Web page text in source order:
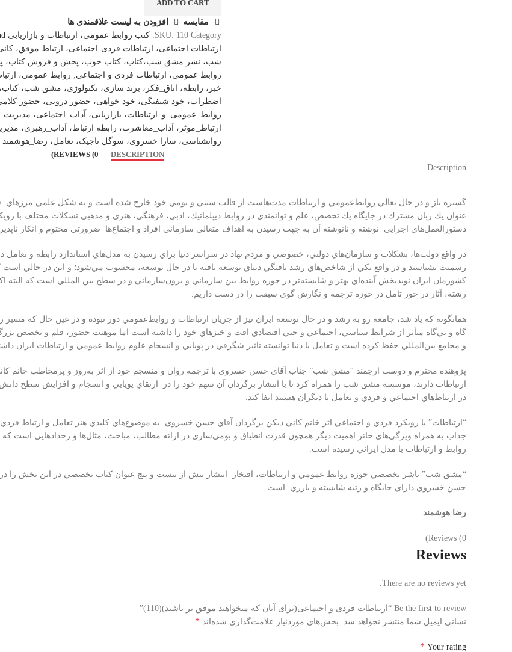
ADD TO CART
مقایسه
افزودن به لیست علاقمندی ها
SKU: 110 Category: کتب روابط عمومی، ارتباطات و بازاریابی
ارتباطات اجتماعی، ارتباطات فردی-اجتماعی، ارتباط موفق،
شب، نشر مشق شب،کتاب، کتاب خوب، پخش و فروش کتاب،
روابط عمومی، ارتباطات فردی و اجتماعی
روابط عمومی،
خبر، رابطه، اتاق_فکر، برند سازی، تکنولوژی، مشق شب،
اضطراب، خود شیفتگی، خود خواهی، حضور درونی، حضور
روابط_عمومی_و_ارتباطات، بازاریابی، آداب_اجتماعی،
ارتباط_موثر، آداب_معاشرت، رابطه ارتباط، آداب_رهبری،
روانشناسی، سارا خسروی، سوگل تاجیک، تعامل، رضا_هوشمند
DESCRIPTION
REVIEWS (0)
Description
گستره باز و در حال تعالي روابط‌عمومي و ارتباطات مدت‌هاست از قالب سنتي و بومي خود خارج شده ‌است و به شكل علمي مرزهاي
عنوان يك زبان مشترك در جايگاه يك تخصص، علم و توانمندي در روابط ديپلماتيك، ادبي، فرهنگي، هنري و مذهبي تشكلات مختلف با
دستورالعمل‌هاي اجرايي نوشته و نانوشته آن به جهت رسيدن به اهداف متعالي سازماني افراد و اجتماع‌ها ضرورتي محتوم و انكار
در واقع دولت‌ها، تشكلات و سازمان‌هاي دولتي، خصوصي و مردم نهاد در سراسر دنيا براي رسيدن به مدل‌هاي استاندارد رابطه و تعامل
رسميت بشناسند و در واقع يكي از شاخص‌هاي رشد يافتگي دنياي توسعه يافته يا در حال توسعه، محسوب مي‌شود؛ و اين در حالي
كشورمان ايران نويدبخش آينده‌اي بهتر و شايسته‌تر در حوزه روابط بين سازماني و برون‌سازماني و در سطح بين المللي است كه البته
رشته، آثار در خور تامل در حوزه ترجمه و نگارش گوي سبقت را در دست داريم.
همانگونه كه ياد شد، جامعه رو به رشد و در حال توسعه ايران نيز از جريان ارتباطات و روابط‌عمومي دور نبوده و در عين حال كه
گاه و بي‌گاه متأثر از شرايط سياسي، اجتماعي و حتي اقتصادي افت و خيزهاي خود را داشته است اما موهبت حضور، قلم و تخصص
و مجامع بين‌المللي حفظ كرده است و تعامل با دنيا توانسته تاثير شگرفي در پويايي و انسجام علوم روابط عمومي و ارتباطات ايران
پژوهنده محترم و دوست ارجمند “مشق شب” جناب آقاي حسن خسروي با ترجمه روان و منسجم خود از اثر به‌روز و پرمخاطب خانم‌
ارتباطات دارند، موسسه مشق شب را همراه كرد تا با انتشار برگردان آن سهم خود را در ارتقاي پويايي و انسجام و افزايش سطح
در ارتباط‌هاي اجتماعي و فردي و تعامل با ديگران هستند ايفا كند.
“ارتباطات” با رويكرد فردي و اجتماعي اثر خانم كاني ديكن برگردان آقاي حسن خسروي به موضوع‌هاي كليدي هنر تعامل و ارتباط
جذاب به همراه ويژگي‌هاي حائز اهميت ديگر همچون قدرت انطباق و بومي‌سازي در ارائه مطالب، مباحث، مثال‌ها و رخدادهايي است
روابط و ارتباطات با مدل ايراني رسيده است.
“مشق شب” ناشر تخصصي حوزه روابط عمومي و ارتباطات، افتخار ‌انتشار بيش از بيست و پنج عنوان كتاب تخصصي در اين بخش را در
حسن خسروي داراي جايگاه و رتبه شايسته و بارزي است.
رضا هوشمند
Reviews (0)
Reviews
There are no reviews yet.
Be the first to review “ارتباطات فردی و اجتماعی(برای آنان که میخواهند موفق تر باشند)(110)”
نشانی ایمیل شما منتشر نخواهد شد.
بخش‌های موردنیاز علامت‌گذاری شده‌اند *
Your rating
*